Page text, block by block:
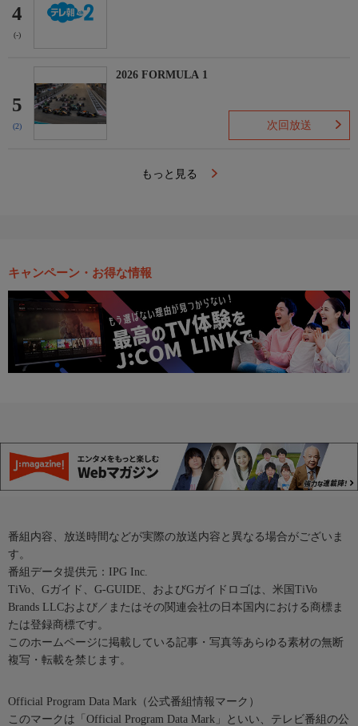
4
(-)
5
(2)
2026 FORMULA 1
次回放送
もっと見る
キャンペーン・お得な情報
番組内容、放送時間などが実際の放送内容と異なる場合がございま
す。
番組データ提供元：IPG Inc.
TiVo、Gガイド、G-GUIDE、およびGガイドロゴは、米国TiVo
Brands LLCおよび／またはその関連会社の日本国内における商標ま
たは登録商標です。
このホームページに掲載している記事・写真等あらゆる素材の無断
複写・転載を禁じます。
Official Program Data Mark（公式番組情報マーク）
このマークは「Official Program Data Mark」といい、テレビ番組の公